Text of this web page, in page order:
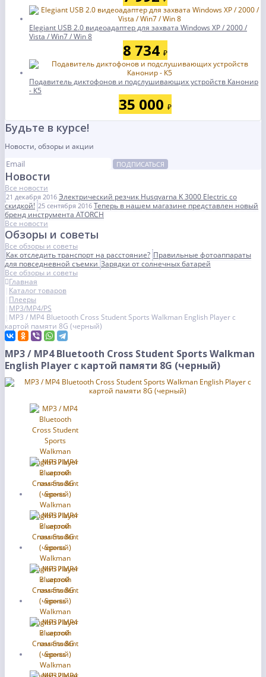
Elegiant USB 2.0 видеоадаптер для захвата Windows XP / 2000 /
Vista / Win7 / Win 8
8 734 ₽
Подавитель диктофонов и подслушивающих устройств Канонир
- К5
35 000 ₽
Будьте в курсе!
Новости, обзоры и акции
ПОДПИСАТЬСЯ
Новости
Все новости
21 декабря 2016 Электрический резчик Husqvarna K 3000 Electric со
скидкой! 25 сентября 2016 Теперь в нашем магазине представлен новый
бренд инструмента ATORCH
Все новости
Обзоры и советы
Все обзоры и советы
Как отследить транспорт на расстояние? Правильные фотоаппараты
для повседневной съемкиЗарядки от солнечных батарей
Все обзоры и советы
Главная
Каталог товаров
Плееры
MP3/MP4/PS
MP3 / MP4 Bluetooth Cross Student Sports Walkman English Player с
картой памяти 8G (черный)
MP3 / MP4 Bluetooth Cross Student Sports Walkman
English Player с картой памяти 8G (черный)